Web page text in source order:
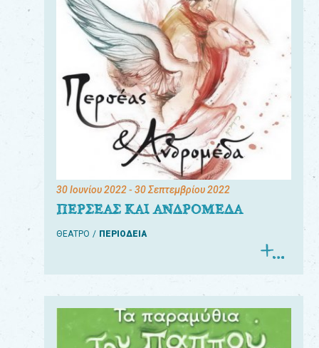
30 Ιουνίου 2022- 30 Σεπτεμβρίου 2022
ΠΕΡΣΕΑΣ ΚΑΙ ΑΝΔΡΟΜΕΔΑ
ΘΕΑΤΡΟ ΠΕΡΙΟΔΕΙΑ